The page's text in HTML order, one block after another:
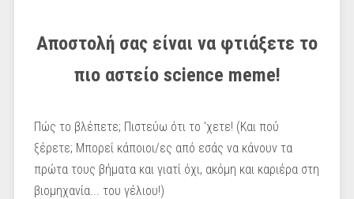
Αποστολή σας είναι να φτιάξετε το
πιο αστείο science meme!
Πώς το βλέπετε; Πιστεύω ότι το 'χετε! (Και πού
ξέρετε; Μπορεί κάποιοι/ες από εσάς να κάνουν τα
πρώτα τους βήματα και γιατί όχι, ακόμη και καριέρα στη
βιομηχανία... του γέλιου!)